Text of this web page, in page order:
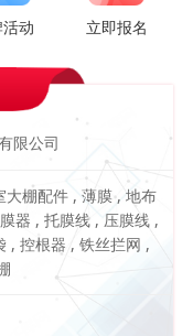
动 立即报名
限公司
大棚配件 , 薄膜 , 地布
器 , 托膜线 , 压膜线 ,
, 控根器 , 铁丝拦网 ,